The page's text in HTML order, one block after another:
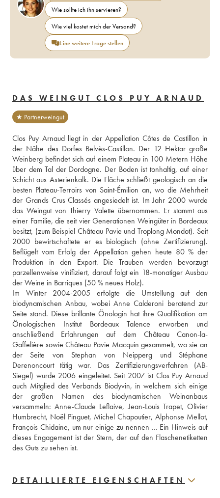
Wie sollte ich ihn servieren?
Wie viel kostet mich der Versand?
Eine weitere Frage stellen
DAS WEINGUT CLOS PUY ARNAUD
★ Partnerweingut
Clos Puy Arnaud liegt in der Appellation Côtes de Castillon in
der Nähe des Dorfes Belvès-Castillon. Der 12 Hektar große
Weinberg befindet sich auf einem Plateau in 100 Metern Höhe
über dem Tal der Dordogne. Der Boden ist tonhaltig, auf einer
Schicht aus Asterienkalk. Die Fläche schließt geologisch an die
besten Plateau-Terroirs von Saint-Émilion an, wo die Mehrheit
der Grands Crus Classés angesiedelt ist. Im Jahr 2000 wurde
das Weingut von Thierry Valette übernommen. Er stammt aus
einer Familie, die seit vier Generationen Weingüter in Bordeaux
besitzt, (zum Beispiel Château Pavie und Troplong Mondot). Seit
2000 bewirtschaftete er es biologisch (ohne Zertifizierung).
Beflügelt vom Erfolg der Appellation gehen heute 80 % der
Produktion in den Export. Die Trauben werden bevorzugt
parzellenweise vinifiziert, darauf folgt ein 18-monatiger Ausbau
der Weine in Barriques (50 % neues Holz).
Im Winter 2004-2005 erfolgte die Umstellung auf den
biodynamischen Anbau, wobei Anne Calderoni beratend zur
Seite stand. Diese brillante Önologin hat ihre Qualifikation am
Önologischen Institut Bordeaux Talence erworben und
anschließend Erfahrungen auf dem Château Canon-la-
Gaffelière sowie Château Pavie Macquin gesammelt, wo sie an
der Seite von Stephan von Neipperg und Stéphane
Derenoncourt tätig war. Das Zertifizierungsverfahren (AB-
Siegel) wurde 2006 eingeleitet. Seit 2007 ist Clos Puy Arnaud
auch Mitglied des Verbands Biodyvin, in welchem sich einige
der großen Namen des biodynamischen Weinanbaus
versammeln: Anne-Claude Leflaive, Jean-Louis Trapet, Olivier
Humbrecht, Noël Pinguet, Michel Chapoutier, Alphonse Mellot,
François Chidaine, um nur einige zu nennen ... Ein Hinweis auf
dieses Engagement ist der Stern, der auf den Flaschenetiketten
des Guts zu sehen ist.
DETAILLIERTE EIGENSCHAFTEN